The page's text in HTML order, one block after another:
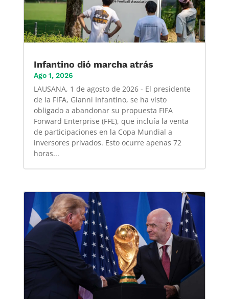
Infantino dió marcha atrás
Ago 1, 2026
LAUSANA, 1 de agosto de 2026 - El presidente
de la FIFA, Gianni Infantino, se ha visto
obligado a abandonar su propuesta FIFA
Forward Enterprise (FFE), que incluía la venta
de participaciones en la Copa Mundial a
inversores privados. Esto ocurre apenas 72
horas...